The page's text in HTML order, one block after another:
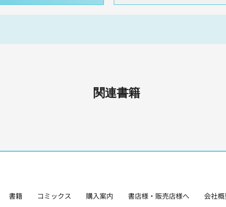
関連書籍
書籍 コミックス 購入案内 書店様・販売店様へ 会社概